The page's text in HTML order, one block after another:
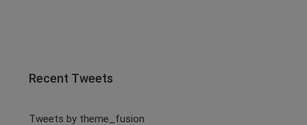
Recent Tweets
Tweets by theme_fusion